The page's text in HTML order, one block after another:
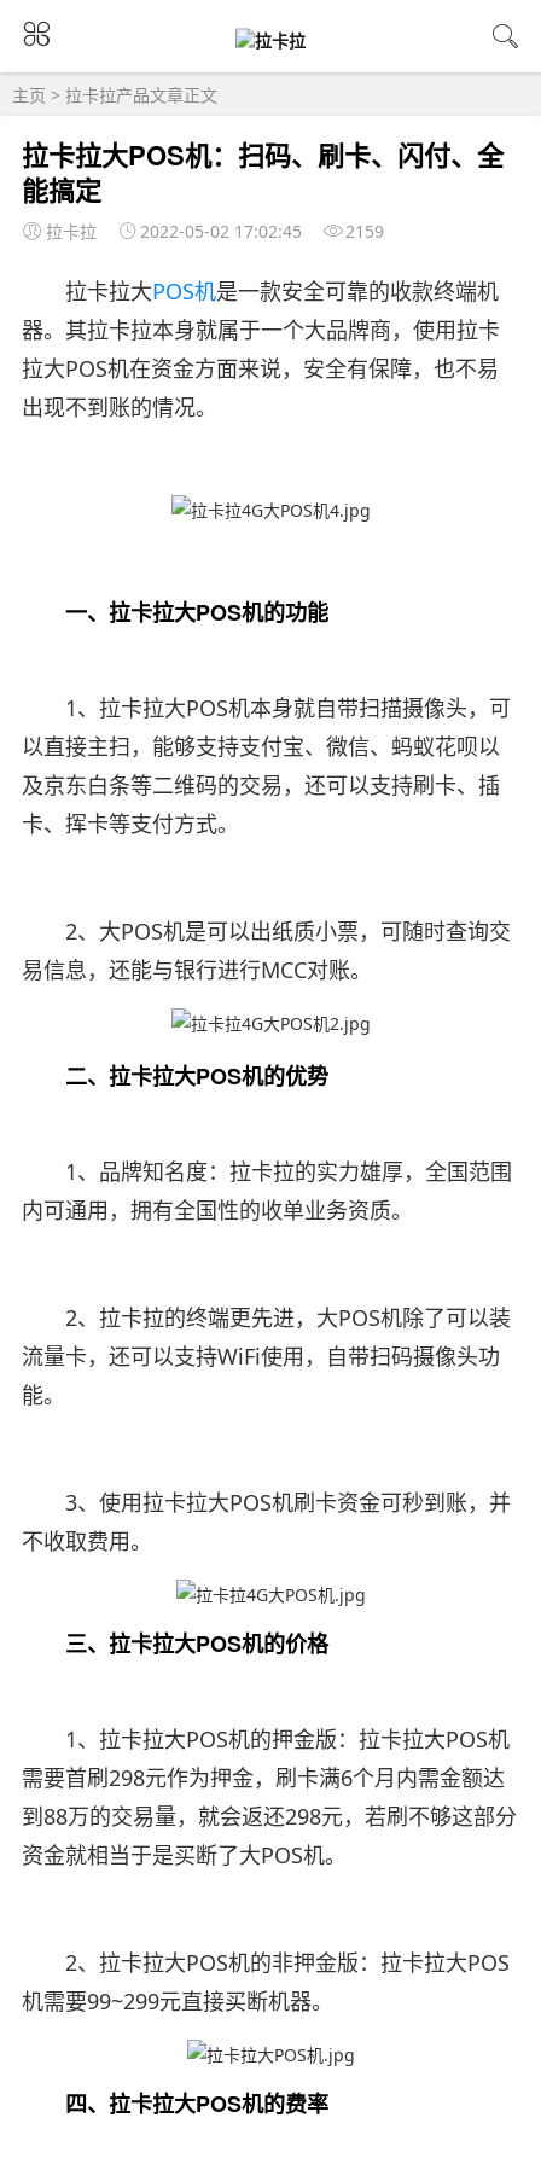
主页 > 拉卡拉产品文章正文
拉卡拉大POS机：扫码、刷卡、闪付、全
能搞定
拉卡拉 2022-05-02 17:02:45 2159
拉卡拉大POS机是一款安全可靠的收款终端机
器。其拉卡拉本身就属于一个大品牌商，使用拉卡
拉大POS机在资金方面来说，安全有保障，也不易
出现不到账的情况。
一、拉卡拉大POS机的功能
1、拉卡拉大POS机本身就自带扫描摄像头，可
以直接主扫，能够支持支付宝、微信、蚂蚁花呗以
及京东白条等二维码的交易，还可以支持刷卡、插
卡、挥卡等支付方式。
2、大POS机是可以出纸质小票，可随时查询交
易信息，还能与银行进行MCC对账。
二、拉卡拉大POS机的优势
1、品牌知名度：拉卡拉的实力雄厚，全国范围
内可通用，拥有全国性的收单业务资质。
2、拉卡拉的终端更先进，大POS机除了可以装
流量卡，还可以支持WiFi使用，自带扫码摄像头功
能。
3、使用拉卡拉大POS机刷卡资金可秒到账，并
不收取费用。
三、拉卡拉大POS机的价格
1、拉卡拉大POS机的押金版：拉卡拉大POS机
需要首刷298元作为押金，刷卡满6个月内需金额达
到88万的交易量，就会返还298元，若刷不够这部分
资金就相当于是买断了大POS机。
2、拉卡拉大POS机的非押金版：拉卡拉大POS
机需要99~299元直接买断机器。
四、拉卡拉大POS机的费率